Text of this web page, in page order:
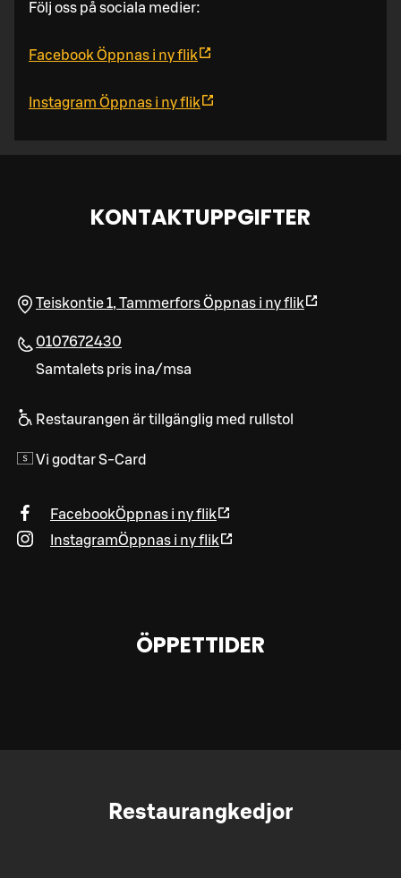
Följ oss på sociala medier:
Facebook Öppnas i ny flik
Instagram Öppnas i ny flik
KONTAKTUPPGIFTER
Teiskontie 1, TammerforsÖppnas i ny flik
0107672430
Samtalets pris ina/msa
Restaurangen är tillgänglig med rullstol
Vi godtar S-Card
FacebookÖppnas i ny flik
InstagramÖppnas i ny flik
ÖPPETTIDER
Restaurangkedjor